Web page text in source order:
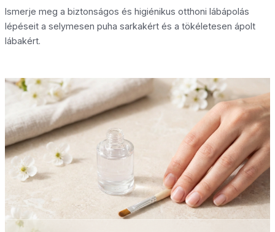
Ismerje meg a biztonságos és higiénikus otthoni lábápolás
lépéseit a selymesen puha sarkakért és a tökéletesen ápolt
lábakért.